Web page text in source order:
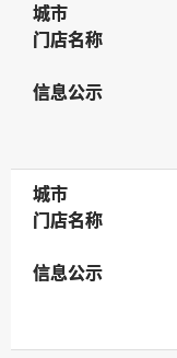
城市
城市
门店名称
门店名称
信息公示
信息公示
城市
城市
门店名称
门店名称
信息公示
信息公示